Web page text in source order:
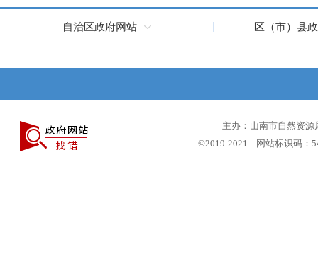
自治区政府网站 区（市）县
主办：山南市自然资
©2019-2021 网站标识码：